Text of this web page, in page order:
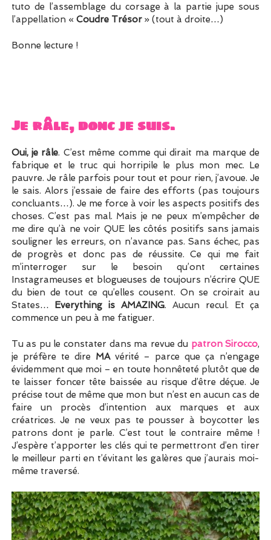
tuto de l’assemblage du corsage à la partie jupe sous
l’appellation « Coudre Trésor» (tout à droite…)
Bonne lecture !
Je râle, donc je suis.
Oui, je râle. C’est même comme qui dirait ma marque de
fabrique et le truc qui horripile le plus mon mec. Le
pauvre. Je râle parfois pour tout et pour rien, j’avoue. Je
le sais. Alors j’essaie de faire des efforts (pas toujours
concluants…). Je me force à voir les aspects positifs des
choses. C’est pas mal. Mais je ne peux m’empêcher de
me dire qu’à ne voir QUE les côtés positifs sans jamais
souligner les erreurs, on n’avance pas. Sans échec, pas
de progrès et donc pas de réussite. Ce qui me fait
m’interroger sur le besoin qu’ont certaines
Instagrameuses et blogueuses de toujours n’écrire QUE
du bien de tout ce qu’elles cousent. On se croirait au
States… Everything is AMAZING. Aucun recul. Et ça
commence un peu à me fatiguer.
Tu as pu le constater dans ma revue du patron Sirocco,
je préfère te dire MAvérité – parce que ça n’engage
évidemment que moi – en toute honnêteté plutôt que de
te laisser foncer tête baissée au risque d’être déçue. Je
précise tout de même que mon but n’est en aucun cas de
faire un procès d’intention aux marques et aux
créatrices. Je ne veux pas te pousser à boycotter les
patrons dont je parle. C’est tout le contraire même !
J’espère t’apporter les clés qui te permettront d’en tirer
le meilleur parti en t’évitant les galères que j’aurais moi-
même traversé.